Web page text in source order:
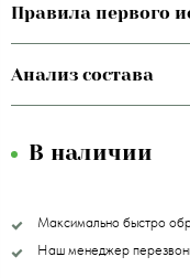
Правила первого
Анализ состава
В наличии
Максимально быстро
Наш менеджер